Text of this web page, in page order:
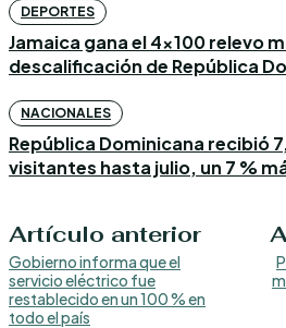
DEPORTES
Jamaica gana el 4×100 relevo
descalificación de República
NACIONALES
República Dominicana recibió
visitantes hasta julio, un 7 %
Artículo anterior
Gobierno informa que el
servicio eléctrico fue
restablecido en un 100 % en
todo el país